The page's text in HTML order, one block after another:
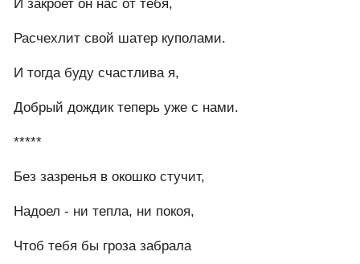
И закроет он нас от тебя,
Расчехлит свой шатер куполами.
И тогда буду счастлива я,
Добрый дождик теперь уже с нами.
*****
Без зазренья в окошко стучит,
Надоел - ни тепла, ни покоя,
Чтоб тебя бы гроза забрала